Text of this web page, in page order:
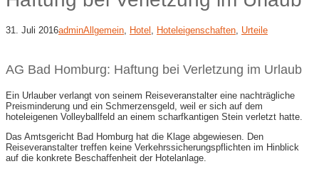
31. Juli 2016adminAllgemein Hotel Hoteleigenschaften Urteile
AG Bad Homburg: Haftung bei Verletzung im Urlaub
Ein Urlauber verlangt von seinem Reiseveranstalter eine nachträgliche
Preisminderung und ein Schmerzensgeld, weil er sich auf dem
hoteleigenen Volleyballfeld an einem scharfkantigen Stein verletzt hatte.
Das Amtsgericht Bad Homburg hat die Klage abgewiesen. Den
Reiseveranstalter treffen keine Verkehrssicherungspflichten im Hinblick
auf die konkrete Beschaffenheit der Hotelanlage.